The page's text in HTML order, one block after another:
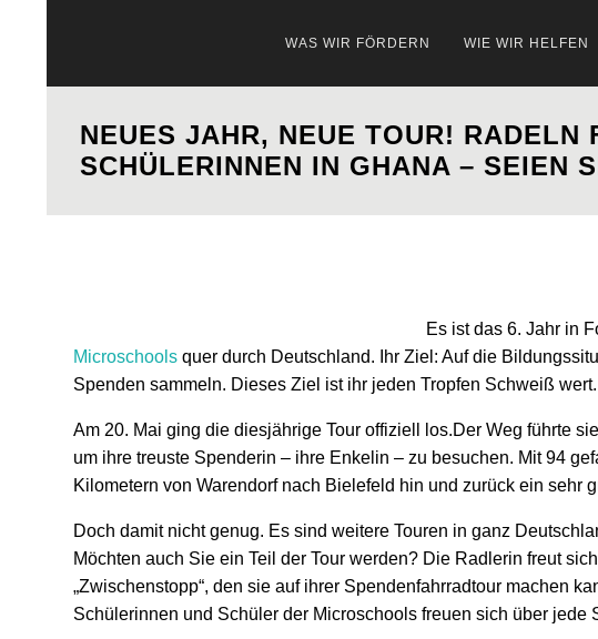
WAS WIR FÖRDERN WIE WIR HELFEN
NEUES JAHR, NEUE TOUR! RADELN
SCHÜLERINNEN IN GHANA – SEIEN
Es ist das 6. Jahr in
Microschools quer durch Deutschland. Ihr Ziel: Auf die
Spenden sammeln. Dieses Ziel ist ihr jeden Tropfen Schweiß wert.
Am 20. Mai ging die diesjährige Tour offiziell los.Der Weg führte
um ihre treuste Spenderin – ihre Enkelin – zu besuchen. Mit 94
Kilometern von Warendorf nach Bielefeld hin und zurück ein sehr
Doch damit nicht genug. Es sind weitere Touren in ganz
Möchten auch Sie ein Teil der Tour werden? Die Radlerin freut
„Zwischenstopp“, den sie auf ihrer Spendenfahrradtour machen
Schülerinnen und Schüler der Microschools freuen sich über jede